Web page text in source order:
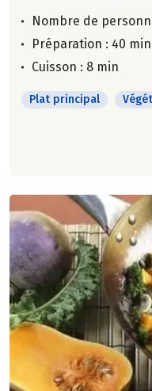
Nombre de
Préparation : 40 min
Cuisson : 8 min
Plat principal